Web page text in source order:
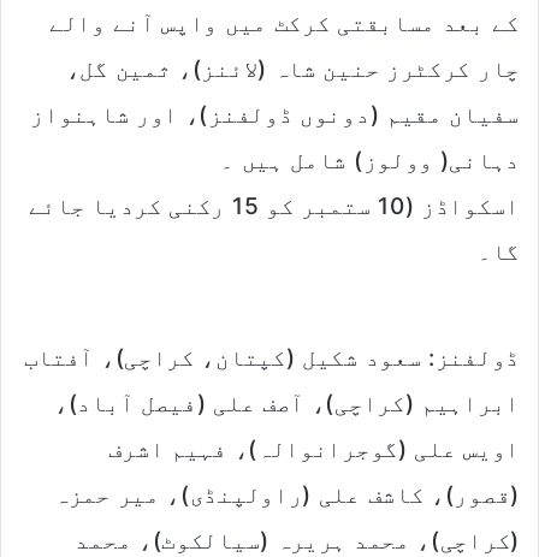
کے بعد مسابقتی کرکٹ میں واپس آنے والے
چار کرکٹرز حنین شاہ (لائنز)، ثمین گل،
سفیان مقیم (دونوں ڈولفنز)، اور شاہنواز
دہانی( وولوز) شامل ہیں ۔
اسکواڈز (10 ستمبر کو 15 رکنی کردیا جائے
گا۔
ڈولفنز: سعود شکیل (کپتان، کراچی)، آفتاب
ابراہیم (کراچی)، آصف علی (فیصل آباد)،
اویس علی (گوجرانوالہ)، فہیم اشرف
(قصور)، کاشف علی (راولپنڈی)، میر حمزہ
(کراچی)، محمد ہریرہ (سیالکوٹ)، محمد